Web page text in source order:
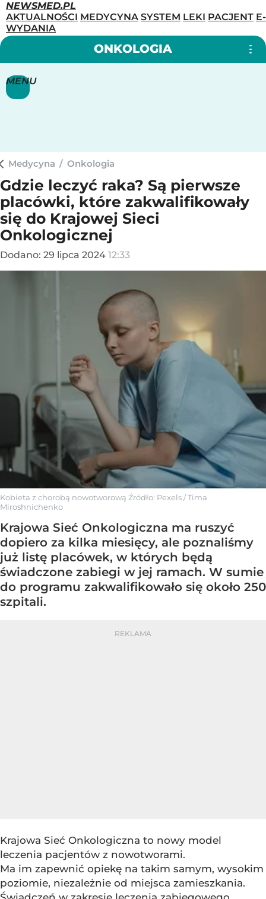
NEWSMED.PL
AKTUALNOŚCI MEDYCYNA SYSTEM LEKI PACJENT E-
WYDANIA
MENU
ONKOLOGIA
Medycyna / Onkologia
Gdzie leczyć raka? Są pierwsze
placówki, które zakwalifikowały
się do Krajowej Sieci
Onkologicznej
Dodano: 29 lipca 2024 12:33
Kobieta z chorobą nowotworową Źródło: Pexels/Tima
Miroshnichenko
Krajowa Sieć Onkologiczna ma ruszyć
dopiero za kilka miesięcy, ale poznaliśmy
już listę placówek, w których będą
świadczone zabiegi w jej ramach. W sumie
do programu zakwalifikowało się około 250
szpitali.
Krajowa Sieć Onkologiczna to nowy model
leczenia pacjentów z nowotworami.
Ma im zapewnić opiekę na takim samym, wysokim
poziomie, niezależnie od miejsca zamieszkania.